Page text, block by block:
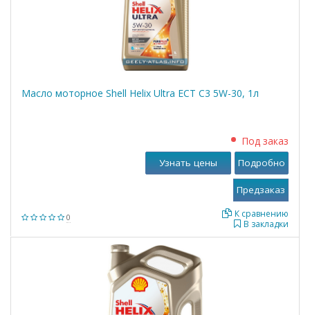
Масло моторное Shell Helix Ultra ECT C3 5W-30, 1л
0
Под заказ
В закладки
К сравнению
Узнать цены Подробно